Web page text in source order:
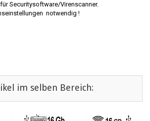
Securitysoftware/Virenscanner.
notwendig !
im selben Bereich: